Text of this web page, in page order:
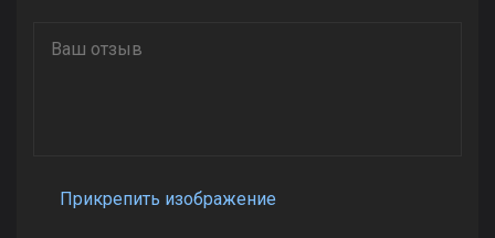
Прикрепить изображение